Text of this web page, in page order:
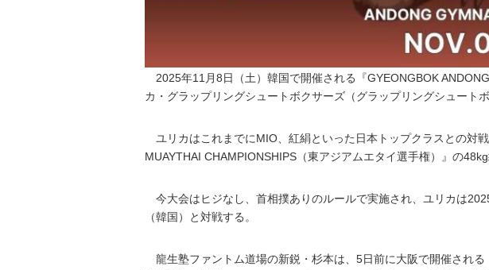
2025年11月8日（土）韓国で開催される『GYEONGBOK
カ・グラップリングシュートボクサーズ（グラップリングシュート
ユリカはこれまでにMIO、紅絹といった日本トップクラスとの対
MUAYTHAI CHAMPIONSHIPS（東アジアムエタイ選手権）』の
今大会はヒジなし、首相撲ありのルールで実施され、ユリカは
（韓国）と対戦する。
龍生塾ファントム道場の新鋭・杉本は、5日前に大阪で開催され